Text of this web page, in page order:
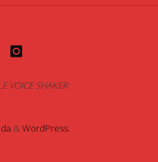
VOICE SHAKER
& WordPress.